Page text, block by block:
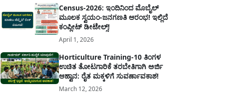
Census-2026: ಇಂದಿನಿಂದ ಮೊಬೈಲ್
ಮೂಲಕ ಸ್ವಯಂ-ಜನಗಣತಿ ಆರಂಭ! ಇಲ್ಲಿದೆ
ಕಂಪ್ಲೀಟ್ ಡೀಟೇಲ್ಸ್!
April 1, 2026
Horticulture Training-10 ತಿಂಗಳ
ಉಚಿತ ತೋಟಗಾರಿಕೆ ತರಬೇತಿಗಾಗಿ ಅರ್ಜಿ
ಆಹ್ವಾನ: ರೈತ ಮಕ್ಕಳಿಗೆ ಸುವರ್ಣಾವಕಾಶ!
March 12, 2026